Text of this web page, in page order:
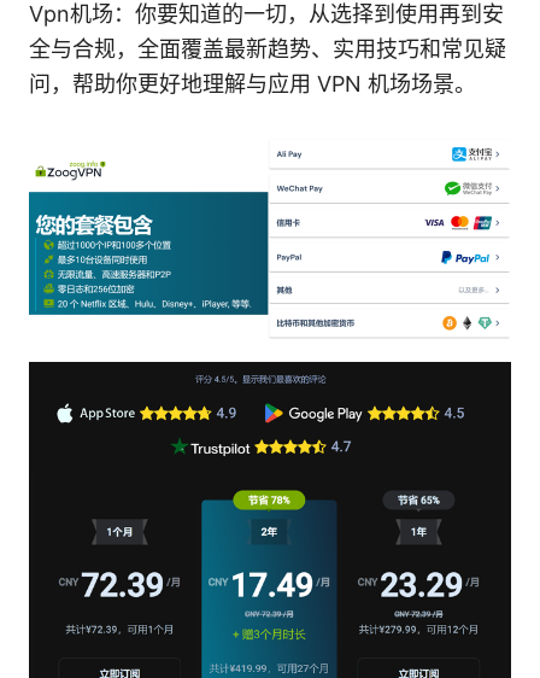
Vpn机场：你要知道的一切，从选择到使用再到安
全与合规，全面覆盖最新趋势、实用技巧和常见疑
问，帮助你更好地理解与应用 VPN 机场场景。